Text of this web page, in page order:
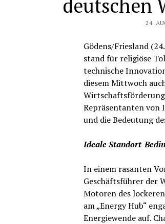
deutschen
24.
Gödens/Friesland
stand für religiöse
technische
diesem Mittwoch
Wirtschaftsförderung
Repräsentanten von
und die Bedeutung
Ideale Standort-
In einem rasanten
Geschäftsführer der
Motoren des
am „Energy Hub“
Energiewende auf.